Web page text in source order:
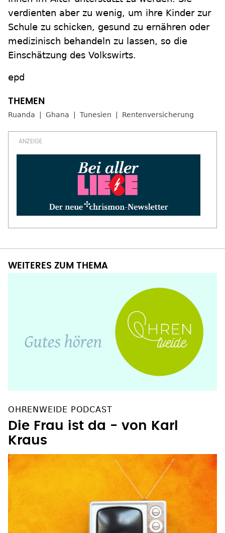
verdienten aber zu wenig, um ihre Kinder zur
Schule zu schicken, gesund zu ernähren oder
medizinisch behandeln zu lassen, so die
Einschätzung des Volkswirts.
epd
Ruanda Ghana Tunesien Rentenversicherung
WEITERES ZUM THEMA
OHRENWEIDE PODCAST
Die Frau ist da - von Karl
Kraus